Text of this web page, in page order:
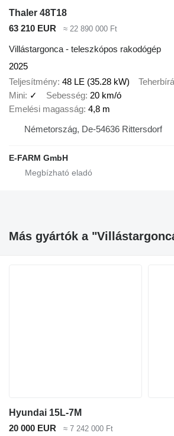
Thaler 48T18
63 210 EUR
≈ 22 890 000 Ft
Villástargonca - teleszkópos rakodógép
2025
Teljesítmény 48 LE (35.28 kW)
Mini ✓ Sebesség 20 km/ó
Emelési magasság 4,8 m
Németország, De-54636 Rittersdorf
E-FARM GmbH
Más gyártók a
Hyundai 15L-7M
20 000 EUR
≈ 7 242 000 Ft